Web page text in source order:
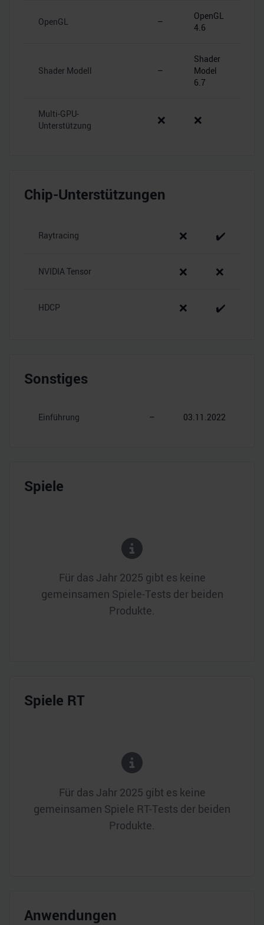
soziale Medien, Werbung und Analysen weiter. Unsere
Partner führen diese Informationen möglicherweise mit
haben oder die sie im Rahmen Ihrer Nutzung der Dienste
gesammelt haben.
OpenGL –
OpenGL
4.6
Shader Modell –
Shader
Model
6.7
Multi-GPU-
Unterstützung
❌ ❌
Chip-Unterstützungen
Raytracing ❌ ✔️
NVIDIA Tensor ❌ ❌
HDCP ❌ ✔️
Sonstiges
Einführung – 03.11.2022
Spiele
Für das Jahr 2025 gibt es keine
gemeinsamen Spiele-Tests der beiden
Produkte.
Spiele RT
Für das Jahr 2025 gibt es keine
gemeinsamen Spiele RT-Tests der beiden
Produkte.
Anwendungen